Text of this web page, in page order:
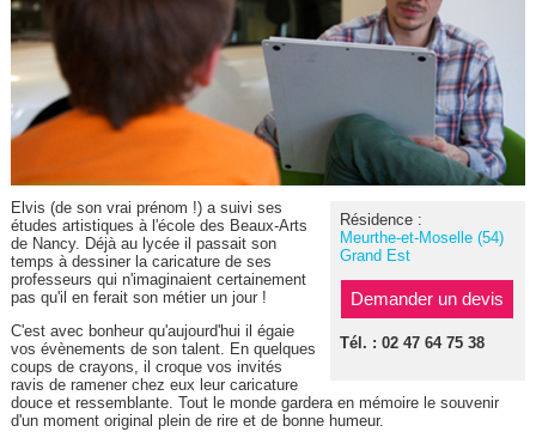
Résidence :
Meurthe-et-Moselle (54)
Grand Est
Demander un devis
Tél. : 02 47 64 75 38
Elvis (de son vrai prénom !) a suivi ses
études artistiques à l'école des Beaux-Arts
de Nancy. Déjà au lycée il passait son
temps à dessiner la caricature de ses
professeurs qui n'imaginaient certainement
pas qu'il en ferait son métier un jour !
C'est avec bonheur qu'aujourd'hui il égaie
vos évènements de son talent. En quelques
coups de crayons, il croque vos invités
ravis de ramener chez eux leur caricature
douce et ressemblante. Tout le monde gardera en mémoire le souvenir
d'un moment original plein de rire et de bonne humeur.